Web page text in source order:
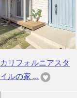
カリフォルニアスタ
イルの家 ...